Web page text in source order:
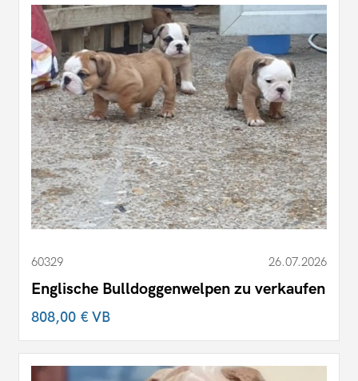
60329 26.07.2026
Englische Bulldoggenwelpen zu verkaufen
808,00 €VB